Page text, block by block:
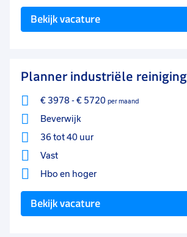
Bekijk vacature
Planner industriële reiniging
€ 3978 - € 5720 per maand
Beverwijk
36 tot 40 uur
Vast
Hbo en hoger
Bekijk vacature